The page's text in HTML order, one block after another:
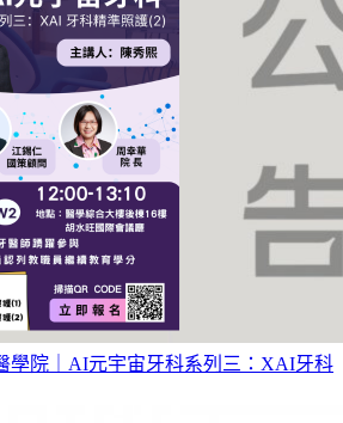
學院｜AI元宇宙牙科系列三：XAI牙科